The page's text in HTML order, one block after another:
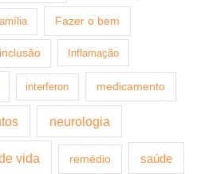
Fazer o bem
inclusão Inflamação
interferon medicamento
neurologia
vida remédio saúde